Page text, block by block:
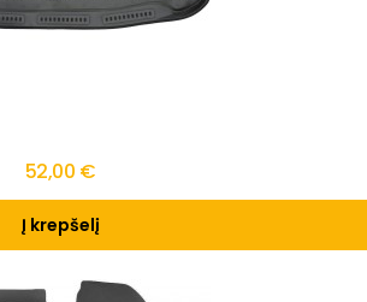
52,00 €
Į krepšelį